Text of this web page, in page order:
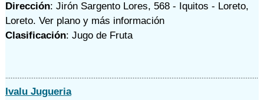
Dirección: Jirón Sargento Lores, 568 - Iquitos - Loreto,
Loreto. Ver plano y más información
Clasificación: Jugo de Fruta
Ivalu Jugueria